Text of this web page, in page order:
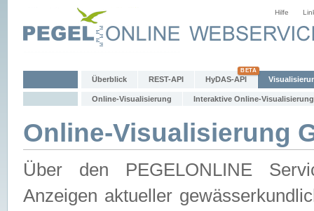
Hilfe
Überblick REST-API HyDAS-API
Online-Visualisierung Interaktive Online-Visualisierung
Online-Visualisierung
Über den PEGELONLINE
Anzeigen aktueller